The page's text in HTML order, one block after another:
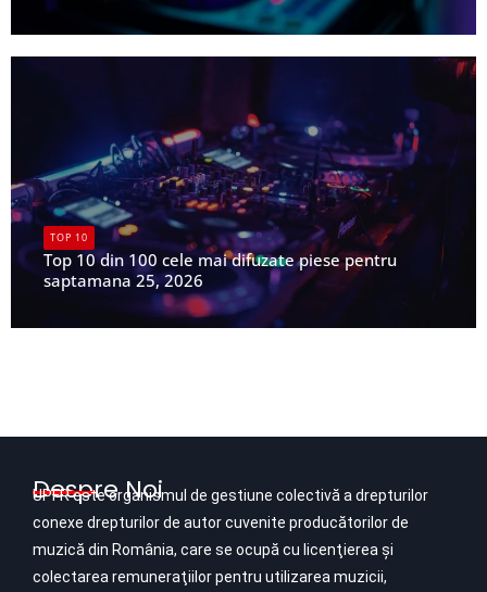
TOP 10
Top 10 din 100 cele mai difuzate piese pentru
saptamana 25, 2026
Despre Noi
UPFR este organismul de gestiune colectivă a drepturilor
conexe drepturilor de autor cuvenite producătorilor de
muzică din România, care se ocupă cu licenţierea şi
colectarea remuneraţiilor pentru utilizarea muzicii,